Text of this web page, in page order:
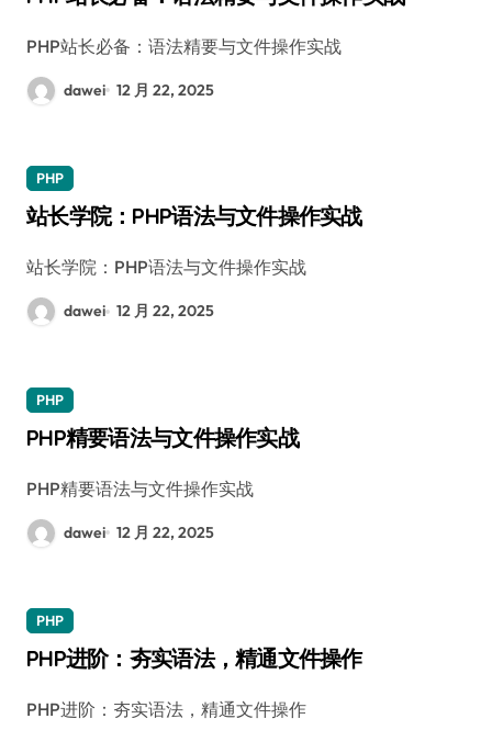
PHP站长必备：语法精要与文件操作实战
dawei 12 月 22, 2025
PHP
站长学院：PHP语法与文件操作实战
站长学院：PHP语法与文件操作实战
dawei 12 月 22, 2025
PHP
PHP精要语法与文件操作实战
PHP精要语法与文件操作实战
dawei 12 月 22, 2025
PHP
PHP进阶：夯实语法，精通文件操作
PHP进阶：夯实语法，精通文件操作